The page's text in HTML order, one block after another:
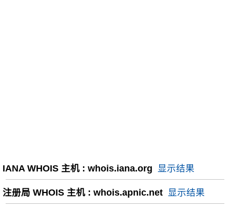
IANA WHOIS 主机 : whois.iana.org 显示结果
注册局 WHOIS 主机 : whois.apnic.net 显示结果